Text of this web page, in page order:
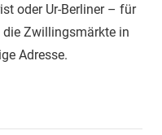
oder Ur-Berliner – für
Zwillingsmärkte in
Adresse.